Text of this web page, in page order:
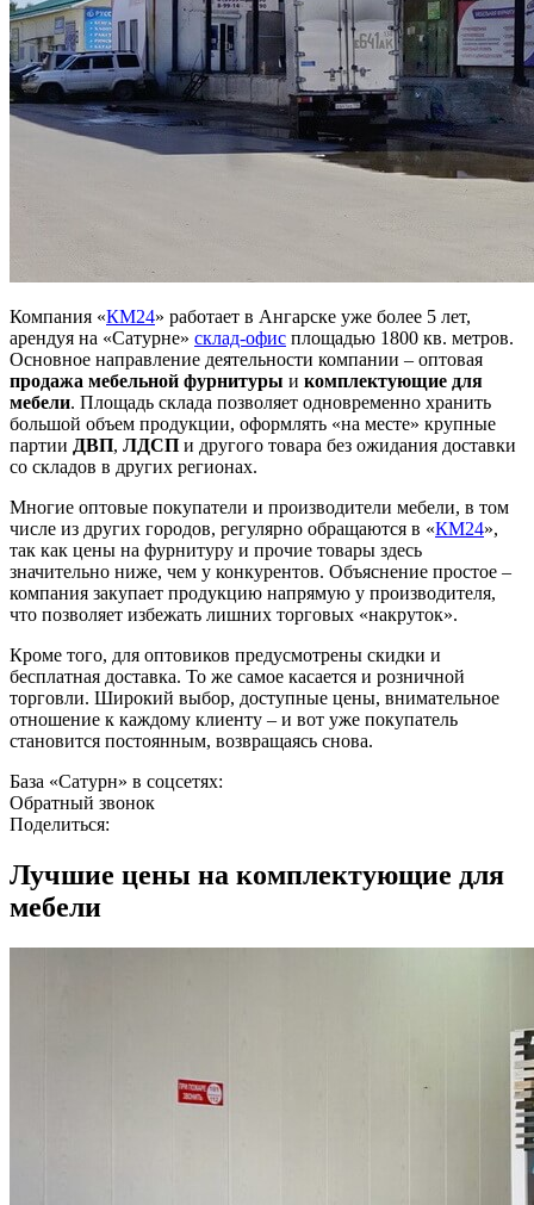
Компания «КМ24» работает в Ангарске уже более 5 лет,
арендуя на «Сатурне» склад-офис площадью 1800 кв. метров.
Основное направление деятельности компании – оптовая
продажа мебельной фурнитуры и комплектующие для
мебели. Площадь склада позволяет одновременно хранить
большой объем продукции, оформлять «на месте» крупные
партии ДВП, ЛДСП и другого товара без ожидания доставки
со складов в других регионах.
Многие оптовые покупатели и производители мебели, в том
числе из других городов, регулярно обращаются в «КМ24»,
так как цены на фурнитуру и прочие товары здесь
значительно ниже, чем у конкурентов. Объяснение простое –
компания закупает продукцию напрямую у производителя,
что позволяет избежать лишних торговых «накруток».
Кроме того, для оптовиков предусмотрены скидки и
бесплатная доставка. То же самое касается и розничной
торговли. Широкий выбор, доступные цены, внимательное
отношение к каждому клиенту – и вот уже покупатель
становится постоянным, возвращаясь снова.
База «Сатурн» в соцсетях:
Обратный звонок
Поделиться:
Лучшие цены на комплектующие для
мебели